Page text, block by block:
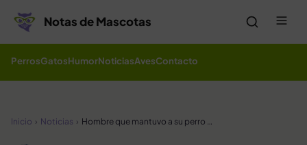
Notas de Mascotas
PerrosGatosHumorNoticiasAvesContacto
Inicio Noticias Hombre que mantuvo a su perro pit bull como esclavo sexual ha quedado injustamente libre de cargos